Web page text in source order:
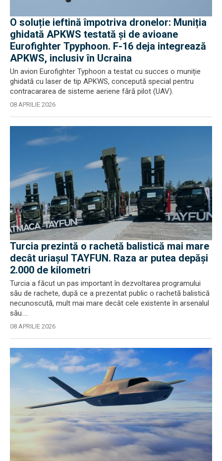
O soluție ieftină împotriva dronelor: Muniția
ghidată APKWS testată și de avioane
Eurofighter Tpyphoon. F-16 deja integrează
APKWS, inclusiv în Ucraina
Un avion Eurofighter Typhoon a testat cu succes o muniție
ghidată cu laser de tip APKWS, concepută special pentru
contracararea de sisteme aeriene fără pilot (UAV).
08 APRILIE 2026
Turcia prezintă o rachetă balistică mai mare
decât uriașul TAYFUN. Raza ar putea depăși
2.000 de kilometri
Turcia a făcut un pas important în dezvoltarea programului
său de rachete, după ce a prezentat public o rachetă balistică
necunoscută, mult mai mare decât cele existente în arsenalul
său....
08 APRILIE 2026